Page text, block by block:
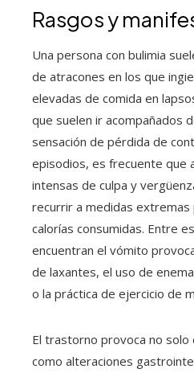
Rasgos y
Una persona con bulimia
de atracones en los que
elevadas de comida en
que suelen ir acompañados
sensación de pérdida de
episodios, es frecuente que
intensas de culpa y
recurrir a medidas extremas
calorías consumidas. Entre
encuentran el vómito
de laxantes, el uso de
o la práctica de ejercicio de
El trastorno provoca no solo
como alteraciones